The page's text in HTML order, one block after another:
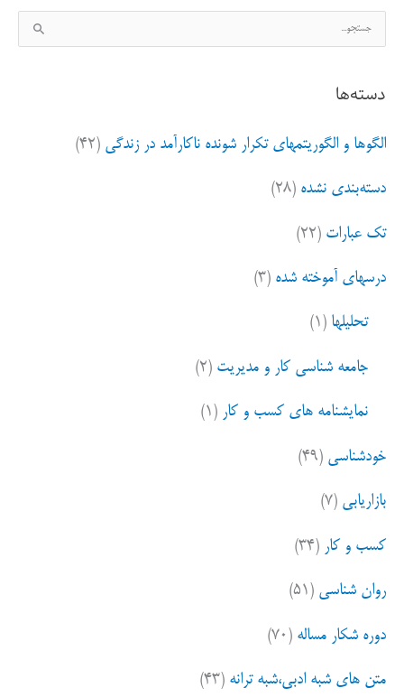
س
ج
ب
ا
دسته‌ها
الگوها و الگوریتمهای تکرار شونده ناکارآمد در زندگی (۴۲)
دسته‌بندی نشده (۲۸)
تک عبارات (۲۲)
درسهای آموخته شده (۳)
تحلیلها (۱)
جامعه شناسی کار و مدیریت (۲)
نمایشنامه های کسب و کار (۱)
خودشناسی (۴۹)
بازاریابی (۷)
کسب و کار (۳۴)
روان شناسی (۵۱)
دوره شکار مساله (۷۰)
متن های شبه ادبی،شبه ترانه (۴۳)